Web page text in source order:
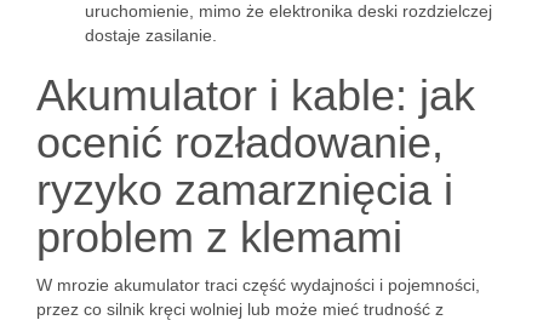
uruchomienie, mimo że elektronika deski rozdzielczej
dostaje zasilanie.
Akumulator i kable: jak
ocenić rozładowanie,
ryzyko zamarznięcia i
problem z klemami
W mrozie akumulator traci część wydajności i pojemności,
przez co silnik kręci wolniej lub może mieć trudność z